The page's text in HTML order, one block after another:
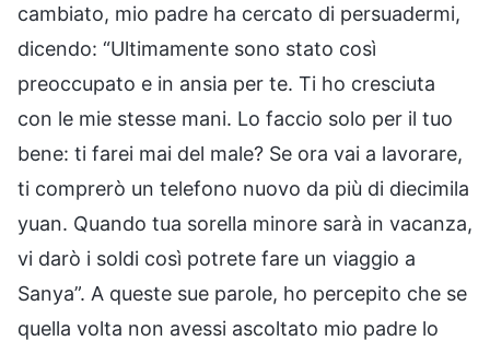
cambiato, mio padre ha cercato di persuadermi,
dicendo: “Ultimamente sono stato così
preoccupato e in ansia per te. Ti ho cresciuta
con le mie stesse mani. Lo faccio solo per il tuo
bene: ti farei mai del male? Se ora vai a lavorare,
ti comprerò un telefono nuovo da più di diecimila
yuan. Quando tua sorella minore sarà in vacanza,
vi darò i soldi così potrete fare un viaggio a
Sanya”. A queste sue parole, ho percepito che se
quella volta non avessi ascoltato mio padre lo